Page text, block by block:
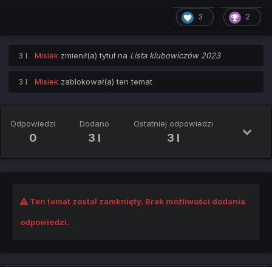
3 2
3 l Misiek zmienił(a) tytuł na Lista klubowiczów 2023
3 l Misiek zablokował(a) ten temat
Odpowiedzi
0
Dodano
3 l
Ostatniej odpowiedzi
3 l
Ten temat został zamknięty. Brak możliwości dodania
odpowiedzi.